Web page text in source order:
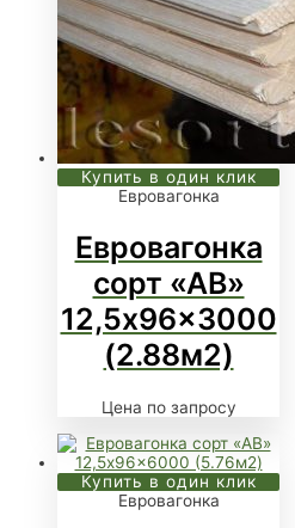
Купить в один клик
Евровагонка
Евровагонка
сорт «АВ»
12,5x96x3000
(2.88м2)
Цена по запросу
Купить в один клик
Евровагонка